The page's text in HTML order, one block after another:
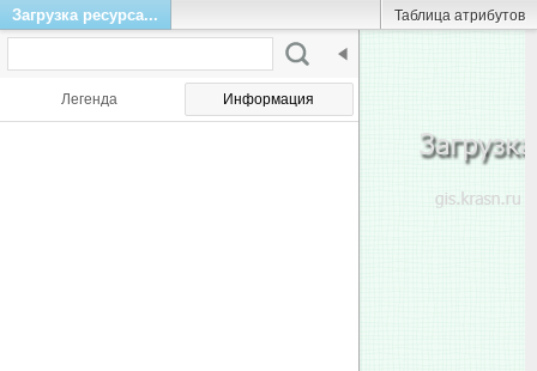
Загрузка ресурса... Таблица атрибутов
Легенда Информация